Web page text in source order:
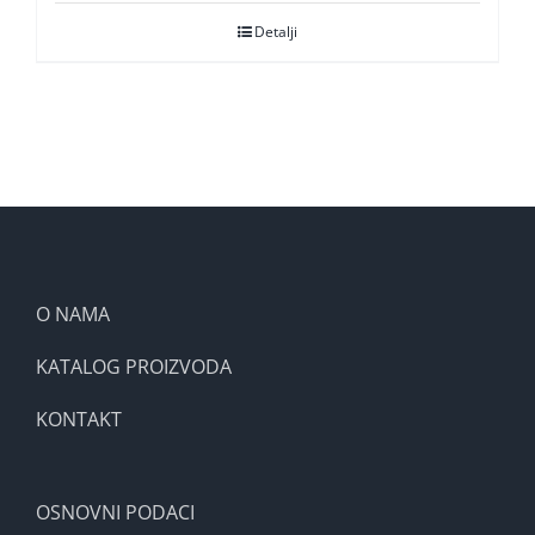
Detalji
O NAMA
KATALOG PROIZVODA
KONTAKT
OSNOVNI PODACI